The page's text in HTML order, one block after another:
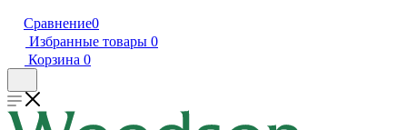
Сравнение0
Избранные товары 0
Корзина 0